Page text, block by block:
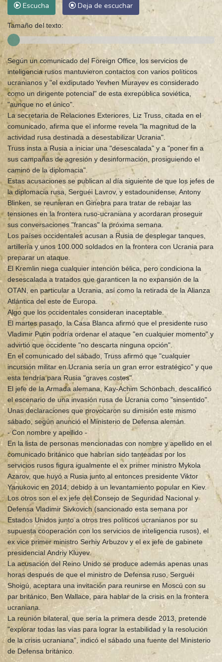
Escucha Deja de escuchar
Tamaño del texto:
Según un comunicado del Foreign Office, los servicios de
inteligencia rusos mantuvieron contactos con varios políticos
ucranianos y "el exdiputado Yevhen Murayev es considerado
como un dirigente potencial" de esta exrepública soviética,
"aunque no el único".
La secretaria de Relaciones Exteriores, Liz Truss, citada en el
comunicado, afirma que el informe revela "la magnitud de la
actividad rusa destinada a desestabilizar Ucrania".
Truss insta a Rusia a iniciar una "desescalada" y a "poner fin a
sus campañas de agresión y desinformación, prosiguiendo el
camino de la diplomacia".
Estas acusaciones se publican al día siguiente de que los jefes de
la diplomacia rusa, Serguéi Lavrov, y estadounidense, Antony
Blinken, se reunieran en Ginebra para tratar de rebajar las
tensiones en la frontera ruso-ucraniana y acordaran proseguir
sus conversaciones "francas" la próxima semana.
Los países occidentales acusan a Rusia de desplegar tanques,
artillería y unos 100.000 soldados en la frontera con Ucrania para
preparar un ataque.
El Kremlin niega cualquier intención bélica, pero condiciona la
desescalada a tratados que garanticen la no expansión de la
OTAN, en particular a Ucrania, así como la retirada de la Alianza
Atlántica del este de Europa.
Algo que los occidentales consideran inaceptable.
El martes pasado, la Casa Blanca afirmó que el presidente ruso
Vladimir Putin podría ordenar el ataque "en cualquier momento" y
advirtió que occidente "no descarta ninguna opción".
En el comunicado del sábado, Truss afirmó que "cualquier
incursión militar en Ucrania sería un gran error estratégico" y que
esta tendría para Rusia "graves costes".
El jefe de la Armada alemana, Kay-Achim Schönbach, descalificó
el escenario de una invasión rusa de Ucrania como "sinsentido".
Unas declaraciones que provocaron su dimisión este mismo
sábado, según anunció el Ministerio de Defensa alemán.
- Con nombre y apellido -
En la lista de personas mencionadas con nombre y apellido en el
comunicado británico que habrían sido tanteadas por los
servicios rusos figura igualmente el ex primer ministro Mykola
Azarov, que huyó a Rusia junto al entonces presidente Viktor
Yanukovic en 2014, debido a un levantamiento popular en Kiev.
Los otros son el ex jefe del Consejo de Seguridad Nacional y
Defensa Vladimir Sivkovich (sancionado esta semana por
Estados Unidos junto a otros tres políticos ucranianos por su
supuesta cooperación con los servicios de inteligencia rusos), el
ex vice primer ministro Serhiy Arbuzov y el ex jefe de gabinete
presidencial Andriy Kluyev.
La acusación del Reino Unido se produce además apenas unas
horas después de que el ministro de Defensa ruso, Serguéi
Shoigú, aceptara una invitación para reunirse en Moscú con su
par británico, Ben Wallace, para hablar de la crisis en la frontera
ucraniana.
La reunión bilateral, que sería la primera desde 2013, pretende
"explorar todas las vías para lograr la estabilidad y la resolución
de la crisis ucraniana", indicó el sábado una fuente del Ministerio
de Defensa británico.